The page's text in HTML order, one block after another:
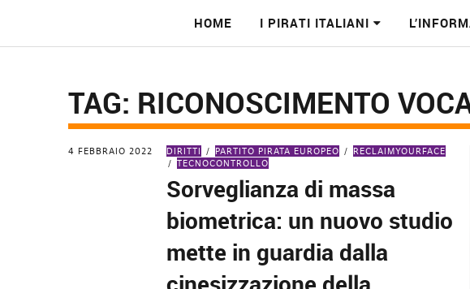
HOME I PIRATI ITALIANI
TAG: RICONOSCIMENTO
4 FEBBRAIO 2022 DIRITTI PARTITO PIRATA EUROPEO
RECLAIMYOURFACE
TECNOCONTROLLO
Sorveglianza di massa
biometrica: un nuovo studio
mette in guardia dalla